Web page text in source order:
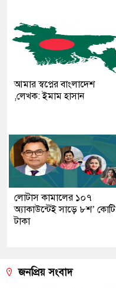
আমার স্বপ্নের বাংলাদেশ
,লেখক: ইমাম হাসান
লোটাস কামালের ১০৭
অ্যাকাউন্টেই সাড়ে ৮শ’ কোটি
টাকা
জনপ্রিয় সংবাদ